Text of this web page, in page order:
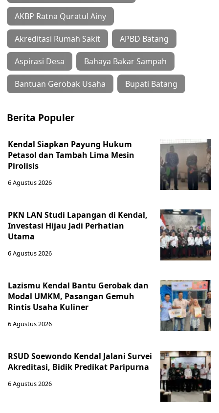
AKBP Ratna Quratul Ainy
Akreditasi Rumah Sakit APBD Batang
Aspirasi Desa Bahaya Bakar Sampah
Bantuan Gerobak Usaha Bupati Batang
Berita Populer
Kendal Siapkan Payung Hukum
Petasol dan Tambah Lima Mesin
Pirolisis
6 Agustus 2026
PKN LAN Studi Lapangan di Kendal,
Investasi Hijau Jadi Perhatian
Utama
6 Agustus 2026
Lazismu Kendal Bantu Gerobak dan
Modal UMKM, Pasangan Gemuh
Rintis Usaha Kuliner
6 Agustus 2026
RSUD Soewondo Kendal Jalani Survei
Akreditasi, Bidik Predikat Paripurna
6 Agustus 2026